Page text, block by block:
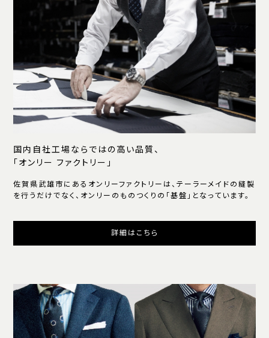
国内自社工場ならではの高い品質、
「オンリー ファクトリー」
佐賀県武雄市にあるオンリーファクトリーは、テーラーメイドの縫製
を行うだけでなく、オンリーのものつくりの「基盤」となっています。
詳細はこちら